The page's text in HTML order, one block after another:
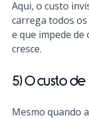
Aqui, o custo
carrega todos
e que impede
cresce.
5) O custo
Mesmo quando